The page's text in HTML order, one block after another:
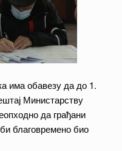
има обавезу да до 1.
Министарству
да грађани
благовремено био